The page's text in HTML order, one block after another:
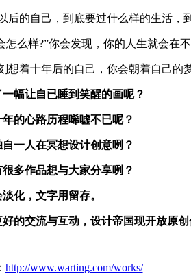
的自己，到底要过什么样的生活，
么样?”你会发现，你的人生就会在不
着十年后的自己，你会朝着自己的
幅让自已睡到笑醒的画呢？
的心路历程唏嘘不已呢？
一人在冥想设计创意咧？
多作品想与大家分享咧？
淡化，文字用留存。
的交流与互动，设计帝国现开放原创
http://www.warting.com/works/